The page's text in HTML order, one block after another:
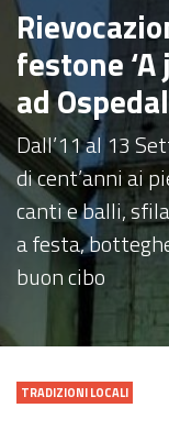
festone
ad
Dall’11 al 13
di cent’anni ai
canti e balli,
a festa,
buon cibo
TRADIZIONI LOCALI